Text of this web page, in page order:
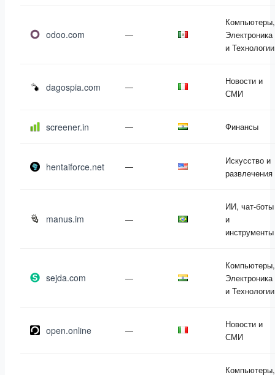
odoo.com —
Компьютеры,
Электроника
и Технологии
dagospia.com —
Новости и
СМИ
screener.in — Финансы
hentaiforce.net —
Искусство и
развлечения
manus.im —
ИИ, чат-боты
и
инструменты
sejda.com —
Компьютеры,
Электроника
и Технологии
open.online —
Новости и
СМИ
Компьютеры,